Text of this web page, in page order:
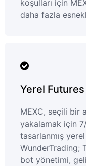
koşulları için
daha fazla
Yerel
MEXC, seçili bir
yakalamak için
tasarlanmış
WunderTrading;
bot yönetimi,